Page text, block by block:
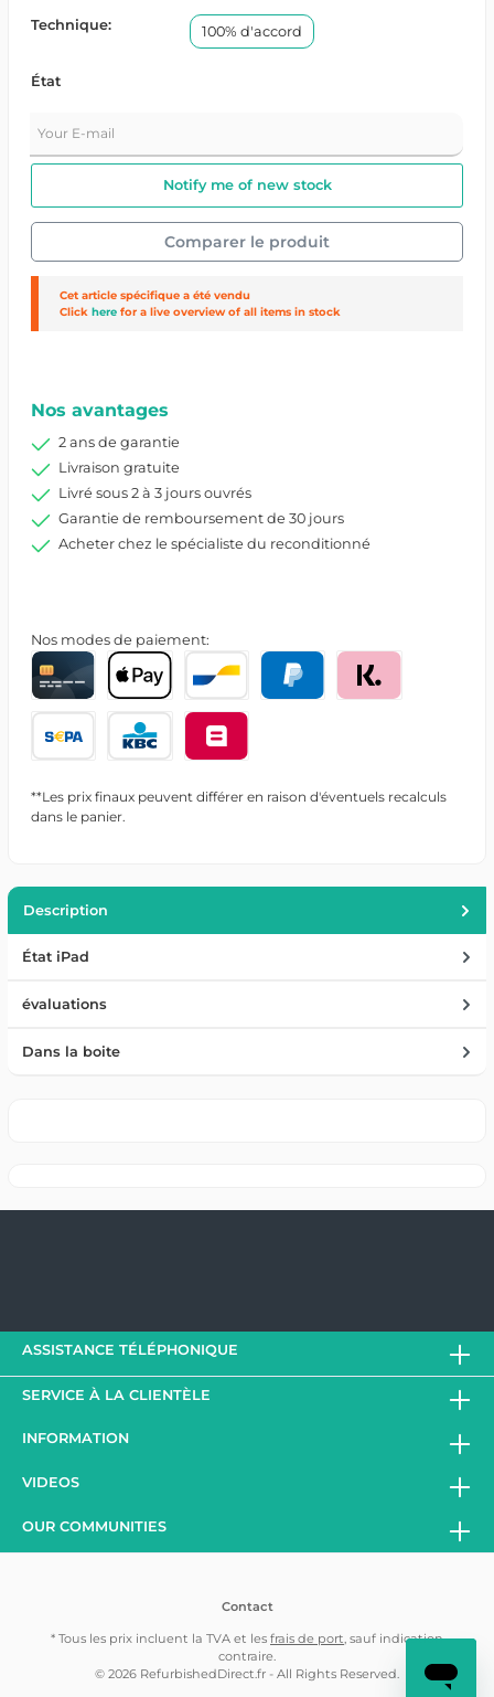
Technique: 100% d'accord
État
Notify me of new stock
Comparer le produit
Cet article spécifique a été vendu
Clickhere for a live overview of all items in stock
Nos avantages
2 ans de garantie
Livraison gratuite
Livré sous 2 à 3 jours ouvrés
Garantie de remboursement de 30 jours
Acheter chez le spécialiste du reconditionné
Nos modes de paiement:
**Les prix finaux peuvent différer en raison d'éventuels recalculs
dans le panier.
Description
État iPad
évaluations
Dans la boite
ASSISTANCE TÉLÉPHONIQUE
SERVICE À LA CLIENTÈLE
INFORMATION
VIDEOS
OUR COMMUNITIES
Contact
* Tous les prix incluent la TVA et les frais de port, sauf indication
contraire.
© 2026 RefurbishedDirect.fr - All Rights Reserved.